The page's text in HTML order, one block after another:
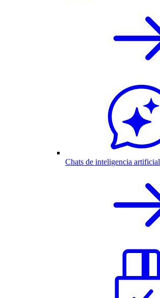
Chats de inteligencia artificial